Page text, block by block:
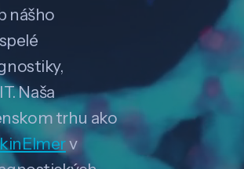
nášho
Naša
trhu ako
v